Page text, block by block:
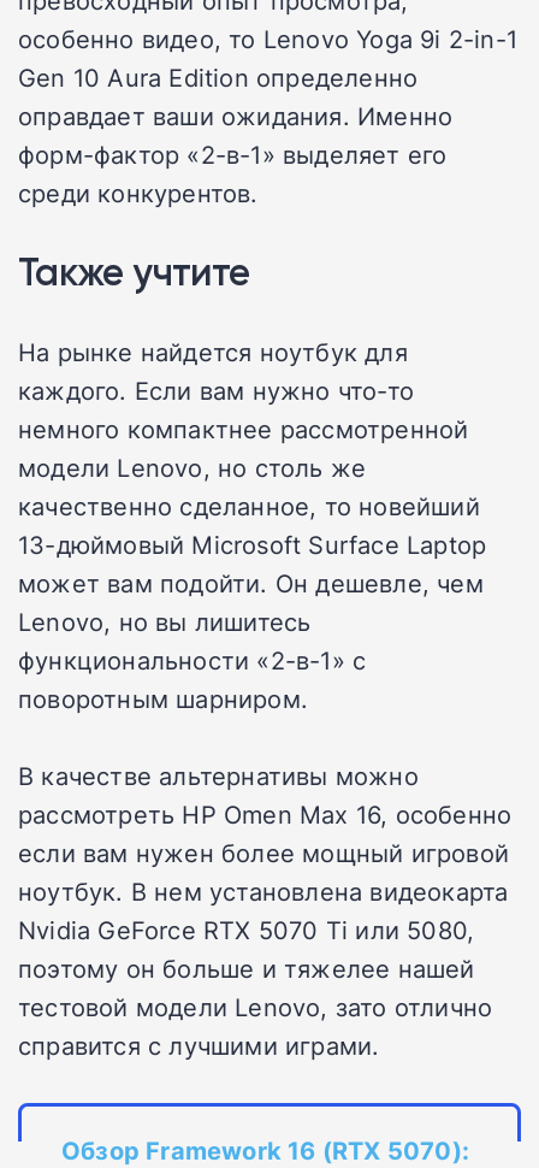
особенно видео, то Lenovo Yoga 9i 2-in-1
Gen 10 Aura Edition определенно
оправдает ваши ожидания. Именно
форм-фактор «2-в-1» выделяет его
среди конкурентов.
Также учтите
На рынке найдется ноутбук для
каждого. Если вам нужно что-то
немного компактнее рассмотренной
модели Lenovo, но столь же
качественно сделанное, то новейший
13-дюймовый Microsoft Surface Laptop
может вам подойти. Он дешевле, чем
Lenovo, но вы лишитесь
функциональности «2-в-1» с
поворотным шарниром.
В качестве альтернативы можно
рассмотреть HP Omen Max 16, особенно
если вам нужен более мощный игровой
ноутбук. В нем установлена видеокарта
Nvidia GeForce RTX 5070 Ti или 5080,
поэтому он больше и тяжелее нашей
тестовой модели Lenovo, зато отлично
справится с лучшими играми.
Обзор Framework 16 (RTX 5070):